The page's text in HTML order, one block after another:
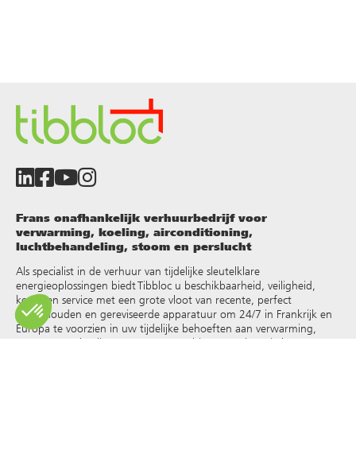
Frans onafhankelijk verhuurbedrijf voor
verwarming, koeling, airconditioning,
luchtbehandeling, stoom en perslucht
Als specialist in de verhuur van tijdelijke sleutelklare
energieoplossingen biedt Tibbloc u beschikbaarheid, veiligheid,
keuze en service met een grote vloot van recente, perfect
onderhouden en gereviseerde apparatuur om 24/7 in Frankrijk en
Europa te voorzien in uw tijdelijke behoeften aan verwarming,
warm water, koeling, stoom, oververhit water, thermische